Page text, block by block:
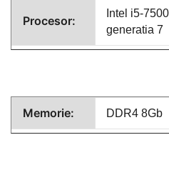
Procesor:
Intel i5-
generatia 7
Memorie: DDR4 8Gb